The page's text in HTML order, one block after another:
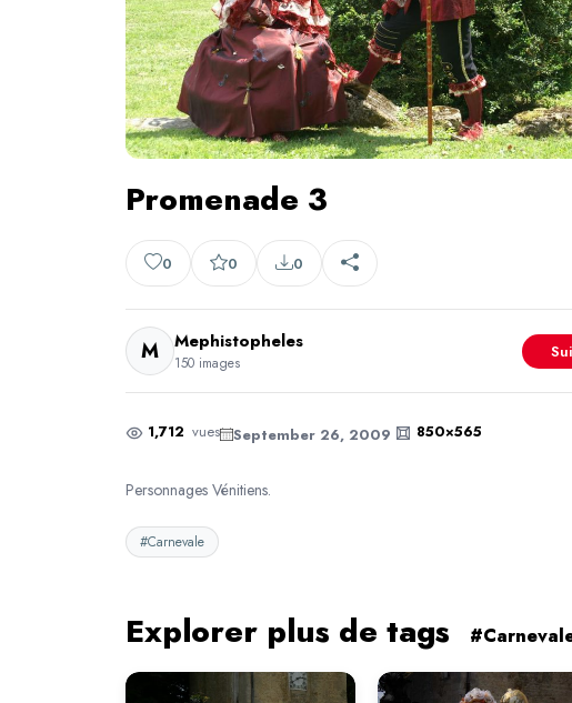
Promenade 3
0 0 0
M Mephistopheles
150 images
1,712 vues September 26, 2009 850×565
Personnages Vénitiens.
#Carnevale
Explorer plus de tags